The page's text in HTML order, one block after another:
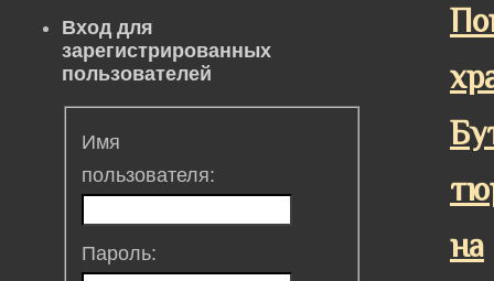
на
Вход для
зарегистрированных
пользователей
Имя
пользователя:
Пароль: